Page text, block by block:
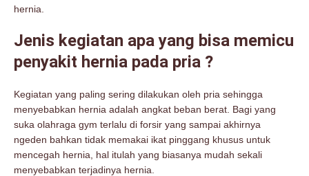
hernia.
Jenis kegiatan apa yang bisa memicu
penyakit hernia pada pria ?
Kegiatan yang paling sering dilakukan oleh pria sehingga
menyebabkan hernia adalah angkat beban berat. Bagi yang
suka olahraga gym terlalu di forsir yang sampai akhirnya
ngeden bahkan tidak memakai ikat pinggang khusus untuk
mencegah hernia, hal itulah yang biasanya mudah sekali
menyebabkan terjadinya hernia.